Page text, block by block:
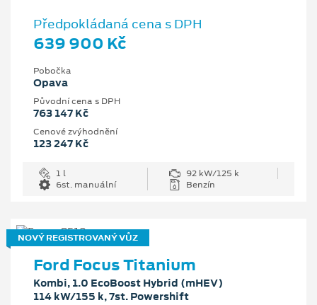
Předpokládaná cena s DPH
639 900 Kč
Pobočka
Opava
Původní cena s DPH
763 147 Kč
Cenové zvýhodnění
123 247 Kč
1 l
92 kW/125 k
6st. manuální
Benzín
NOVÝ REGISTROVANÝ VŮZ
Ford Focus Titanium
Kombi, 1.0 EcoBoost Hybrid (mHEV)
114 kW/155 k, 7st. Powershift